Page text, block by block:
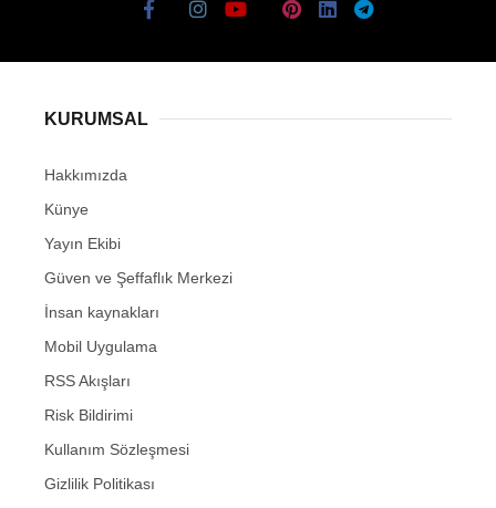
KURUMSAL
Hakkımızda
Künye
Yayın Ekibi
Güven ve Şeffaflık Merkezi
İnsan kaynakları
Mobil Uygulama
RSS Akışları
Risk Bildirimi
Kullanım Sözleşmesi
Gizlilik Politikası